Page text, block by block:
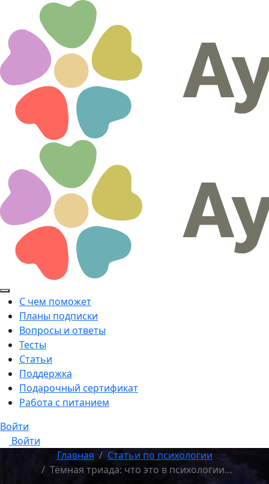
С чем поможет
Планы подписки
Вопросы и ответы
Тесты
Статьи
Поддержка
Подарочный сертификат
Работа с питанием
Войти
Войти
Главная
Статьи по психологии
Тёмная триада: что это в психологии…